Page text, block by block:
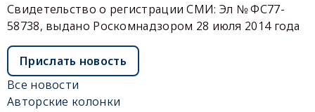
Свидетельство о регистрации СМИ: Эл № ФС77-
58738, выдано Роскомнадзором 28 июля 2014 года
Прислать новость
Все новости
Авторские колонки